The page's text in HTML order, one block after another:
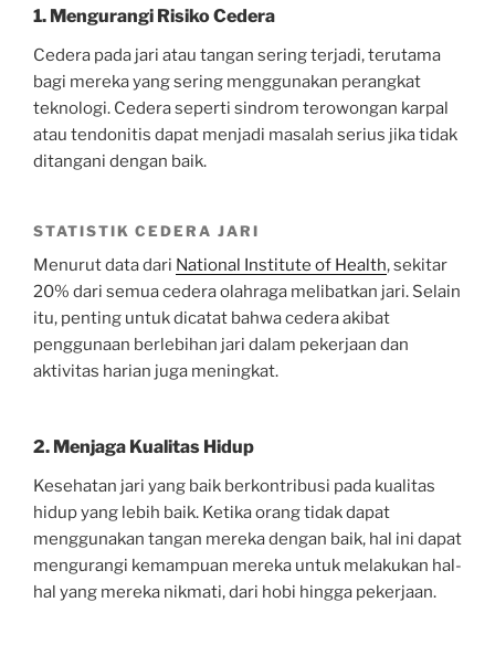
1. Mengurangi Risiko Cedera
Cedera pada jari atau tangan sering terjadi, terutama
bagi mereka yang sering menggunakan perangkat
teknologi. Cedera seperti sindrom terowongan karpal
atau tendonitis dapat menjadi masalah serius jika tidak
ditangani dengan baik.
STATISTIK CEDERA JARI
Menurut data dari National Institute of Health, sekitar
20% dari semua cedera olahraga melibatkan jari. Selain
itu, penting untuk dicatat bahwa cedera akibat
penggunaan berlebihan jari dalam pekerjaan dan
aktivitas harian juga meningkat.
2. Menjaga Kualitas Hidup
Kesehatan jari yang baik berkontribusi pada kualitas
hidup yang lebih baik. Ketika orang tidak dapat
menggunakan tangan mereka dengan baik, hal ini dapat
mengurangi kemampuan mereka untuk melakukan hal-
hal yang mereka nikmati, dari hobi hingga pekerjaan.